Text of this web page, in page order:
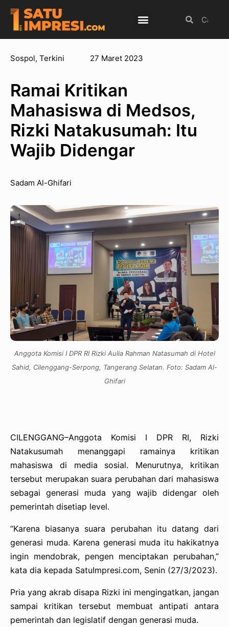
Sospol, Terkini 27 Maret 2023
Ramai Kritikan
Mahasiswa di Medsos,
Rizki Natakusumah: Itu
Wajib Didengar
Sadam Al-Ghifari
Anggota Komisi I DPR RI Rizki Aulia Rahman Natasumah di Hotel
Sahid, Cilenggang-Serpong, Tangerang Selatan. Foto: Sadam Al-
Ghifari
CILENGGANG–Anggota Komisi I DPR RI, Rizki
Natakusumah menanggapi ramainya kritikan
mahasiswa di media sosial. Menurutnya, kritikan
tersebut merupakan suara perubahan dari mahasiswa
sebagai generasi muda yang wajib didengar oleh
pemerintah disetiap level.
“Karena biasanya suara perubahan itu datang dari
generasi muda. Karena generasi muda itu hakikatnya
ingin mendobrak, pengen menciptakan perubahan,”
kata dia kepada SatuImpresi.com, Senin (27/3/2023).
Pria yang akrab disapa Rizki ini mengingatkan, jangan
sampai kritikan tersebut membuat antipati antara
pemerintah dan legislatif dengan generasi muda.